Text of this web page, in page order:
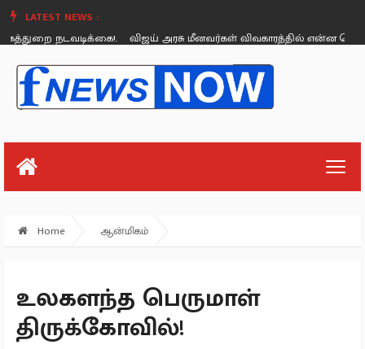
LATEST NEWS :
நடவடிக்கை!.
விஜய் அரசு மீனவர்கள் விவகாரத்தில் என்ன செய்தது? -
Sunday, August 26
Home ஆன்மிகம்
உலகளந்த பெருமாள்
திருக்கோவில்!